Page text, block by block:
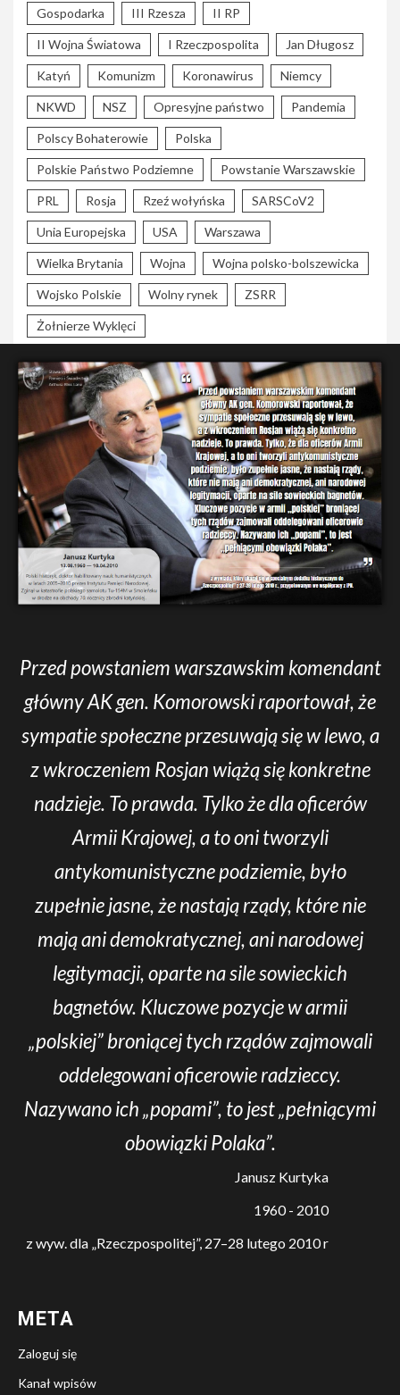
Gospodarka III Rzesza II RP
II Wojna Światowa I Rzeczpospolita Jan Długosz
Katyń Komunizm Koronawirus Niemcy
NKWD NSZ Opresyjne państwo Pandemia
Polscy Bohaterowie Polska
Polskie Państwo Podziemne Powstanie Warszawskie
PRL Rosja Rzeź wołyńska SARSCoV2
Unia Europejska USA Warszawa
Wielka Brytania Wojna Wojna polsko-bolszewicka
Wojsko Polskie Wolny rynek ZSRR
Żołnierze Wyklęci
Przed powstaniem warszawskim komendant
główny AK gen. Komorowski raportował, że
sympatie społeczne przesuwają się w lewo, a
z wkroczeniem Rosjan wiążą się konkretne
nadzieje. To prawda. Tylko że dla oficerów
Armii Krajowej, a to oni tworzyli
antykomunistyczne podziemie, było
zupełnie jasne, że nastają rządy, które nie
mają ani demokratycznej, ani narodowej
legitymacji, oparte na sile sowieckich
bagnetów. Kluczowe pozycje w armii
„polskiej” broniącej tych rządów zajmowali
oddelegowani oficerowie radzieccy.
Nazywano ich „popami”, to jest „pełniącymi
obowiązki Polaka”.
Janusz Kurtyka
1960 - 2010
z wyw. dla „Rzeczpospolitej”, 27–28 lutego 2010 r
META
Zaloguj się
Kanał wpisów